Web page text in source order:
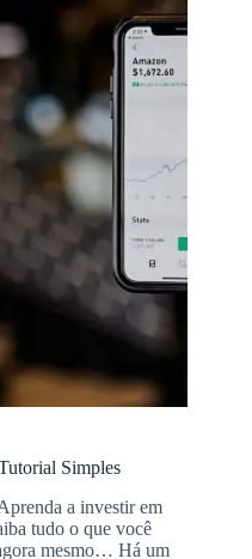
Simples
a investir em
tudo o que você
mesmo… Há um